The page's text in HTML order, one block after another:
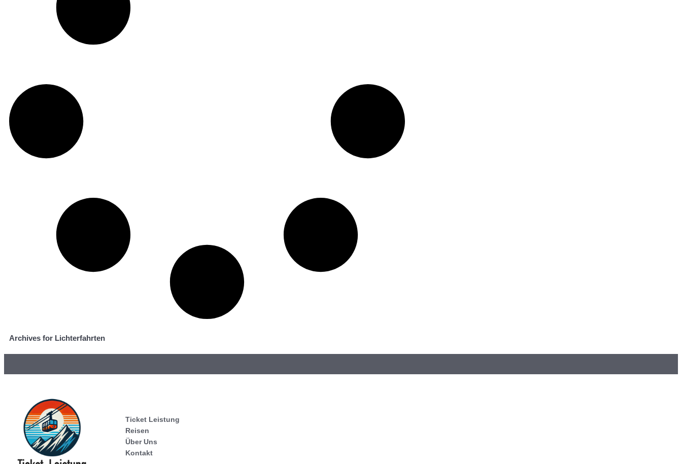
Archives for Lichterfahrten
Ticket Leistung
Reisen
Über Uns
Kontakt